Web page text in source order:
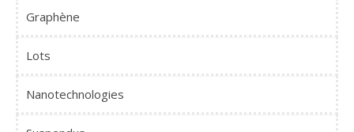
Graphène
Lots
Nanotechnologies